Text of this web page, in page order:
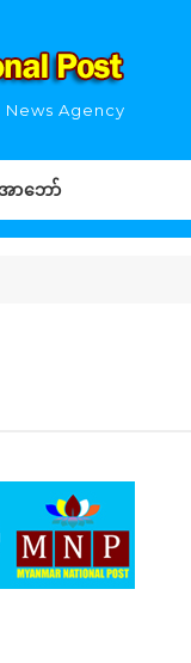
News Agency
ာဘော်